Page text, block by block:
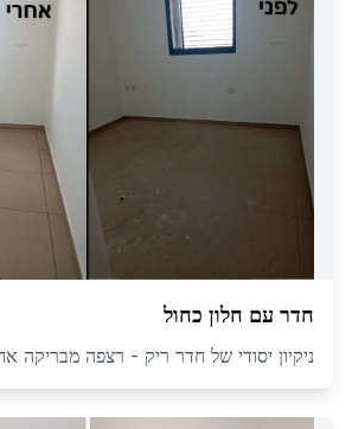
חדר עם חלון כחול
ניקיון יסודי של חדר ריק - רצפה מבריקה